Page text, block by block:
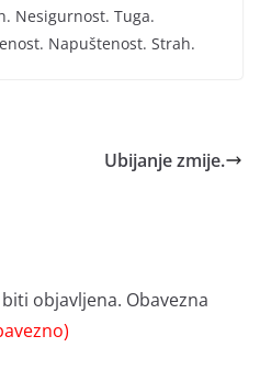
Nesigurnost. Tuga.
Napuštenost. Strah.
Ubijanje zmije.
objavljena. Obavezna